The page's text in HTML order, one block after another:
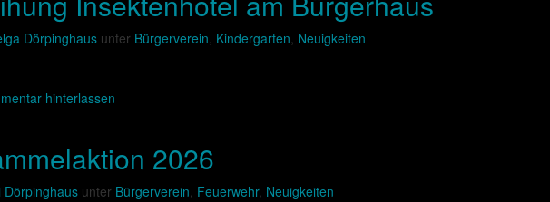
Dörpinghaus unter Bürgerverein, Kindergarten, Neuigkeiten
hinterlassen
2026
Dörpinghaus unter Bürgerverein, Feuerwehr, Neuigkeiten